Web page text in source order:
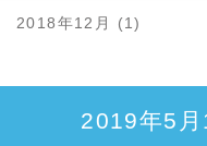
2018年12月 (1)
2019年5月